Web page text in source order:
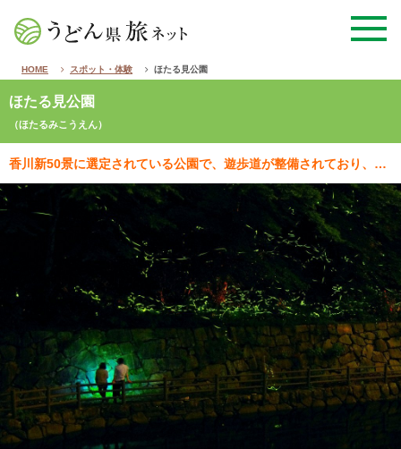
HOME スポット・体験 ほたる見公園
ほたる見公園
（ほたるみこうえん）
香川新50景に選定されている公園で、遊歩道が整備されており、春から夏にかけて園内でぼたんや菖蒲、あじ…